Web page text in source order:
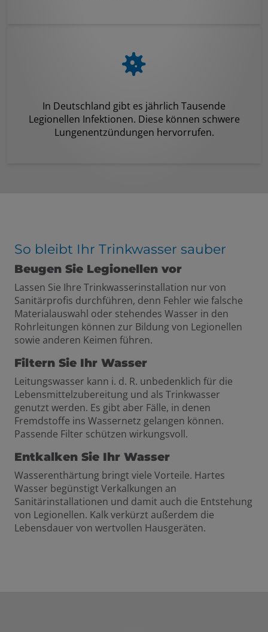
In Deutschland gibt es jährlich Tausende
Legionellen Infektionen. Diese können schwere
Lungenentzündungen hervorrufen.
So bleibt Ihr Trinkwasser sauber
Beugen Sie Legionellen vor
Lassen Sie Ihre Trinkwasserinstallation nur von
Sanitärprofis durchführen, denn Fehler wie falsche
Materialauswahl oder stehendes Wasser in den
Rohrleitungen können zur Bildung von Legionellen
sowie anderen Keimen führen.
Filtern Sie Ihr Wasser
Leitungswasser kann i. d. R. unbedenklich für die
Lebensmittelzubereitung und als Trinkwasser
genutzt werden. Es gibt aber Fälle, in denen
Fremdstoffe ins Wassernetz gelangen können.
Passende Filter schützen wirkungsvoll.
Entkalken Sie Ihr Wasser
Wasserenthärtung bringt viele Vorteile. Hartes
Wasser begünstigt Verkalkungen an
Sanitärinstallationen und damit auch die Entstehung
von Legionellen. Kalk verkürzt außerdem die
Lebensdauer von wertvollen Hausgeräten.